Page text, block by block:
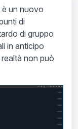
è un nuovo
di
di gruppo
in anticipo
non può